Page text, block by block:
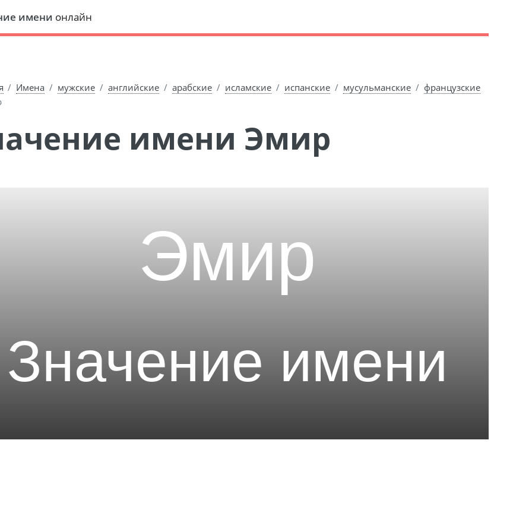
имени онлайн
Имена мужские английские арабские исламские испанские мусульманские
французские
имени Эмир